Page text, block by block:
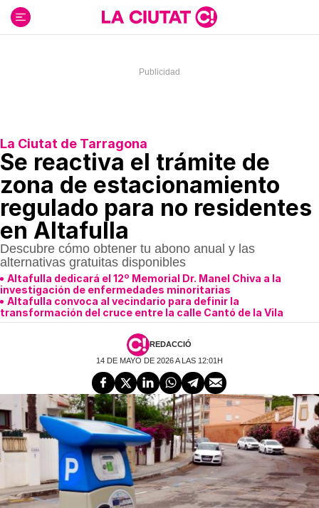
contenido
La Ciutat de Tarragona
Se reactiva el trámite de
zona de estacionamiento
regulado para no residentes
en Altafulla
Descubre cómo obtener tu abono anual y las
alternativas gratuitas disponibles
Altafulla dedicará el 12º Memorial Dr. Manel Chiva a la
investigación de enfermedades minoritarias
Altafulla convoca al vecindario para definir la
transformación del cruce entre la calle Cantó de la Vila
REDACCIÓ
14 DE MAYO DE 2026 A LAS 12:01H